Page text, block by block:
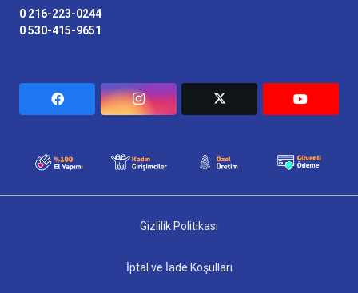
0 216-223-0244
0 530-415-9651
Gizlilik Politikası
İptal ve İade Koşulları